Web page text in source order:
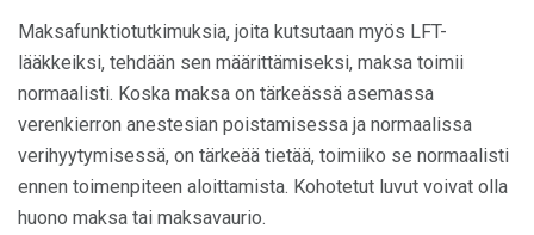
Maksafunktiotutkimuksia, joita kutsutaan myös LFT-
lääkkeiksi, tehdään sen määrittämiseksi, maksa toimii
normaalisti. Koska maksa on tärkeässä asemassa
verenkierron anestesian poistamisessa ja normaalissa
verihyytymisessä, on tärkeää tietää, toimiiko se normaalisti
ennen toimenpiteen aloittamista. Kohotetut luvut voivat olla
huono maksa tai maksavaurio.